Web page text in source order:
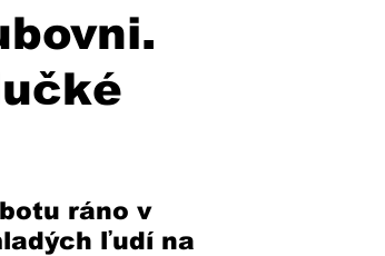
ráno v
ľudí na